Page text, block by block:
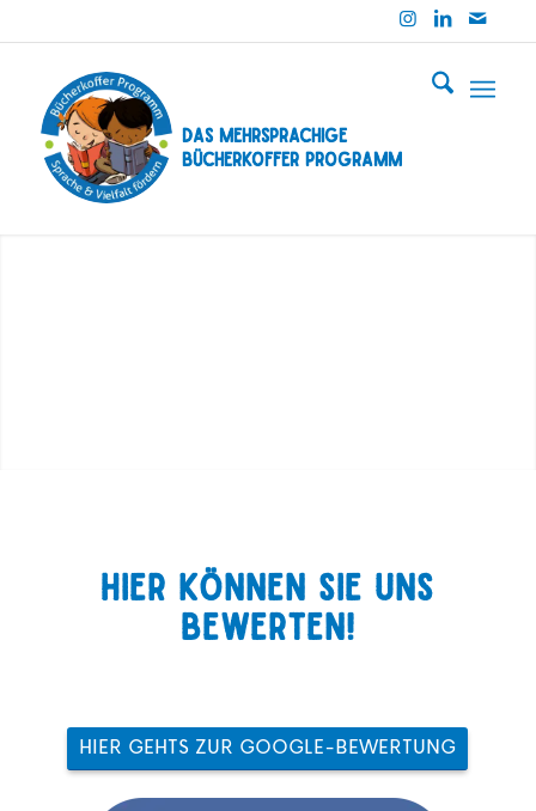
Das mehrsprachige
Bücherkoffer Programm
Hier können Sie uns
bewerten!
HIER GEHTS ZUR GOOGLE-BEWERTUNG